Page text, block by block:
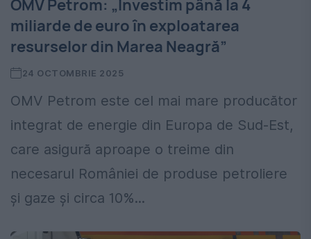
OMV Petrom: „Investim până la 4
miliarde de euro în exploatarea
resurselor din Marea Neagră”
24 OCTOMBRIE 2025
OMV Petrom este cel mai mare producător
integrat de energie din Europa de Sud-Est,
care asigură aproape o treime din
necesarul României de produse petroliere
și gaze și circa 10%...